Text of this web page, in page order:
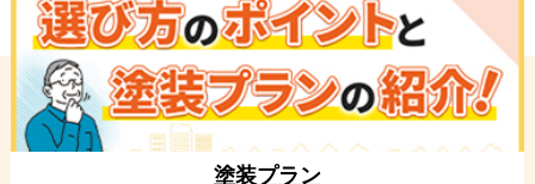
塗装プラン